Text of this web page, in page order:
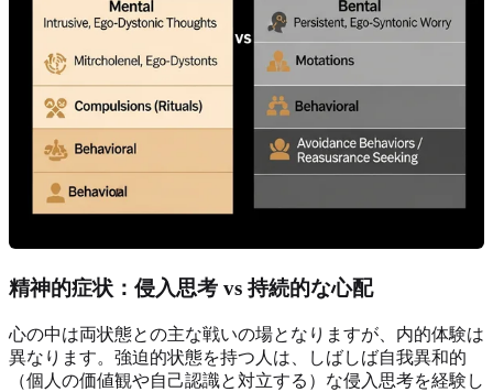
精神的症状：侵入思考 vs 持続的な心配
心の中は両状態との主な戦いの場となりますが、内的体験は
異なります。強迫的状態を持つ人は、しばしば自我異和的
（個人の価値観や自己認識と対立する）な侵入思考を経験し